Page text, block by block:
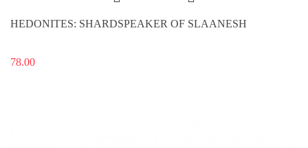
HEDONITES: SHARDSPEAKER OF SLAANESH
78.00